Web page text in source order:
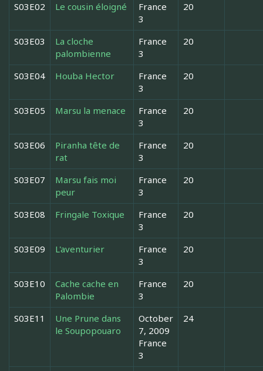
S03E02 Le cousin éloigné
France
3
20
S03E03
La cloche
palombienne
France
3
20
S03E04 Houba Hector
France
3
20
S03E05 Marsu la menace
France
3
20
S03E06
Piranha tête de
rat
France
3
20
S03E07
Marsu fais moi
peur
France
3
20
S03E08 Fringale Toxique
France
3
20
S03E09 L'aventurier
France
3
20
S03E10
Cache cache en
Palombie
France
3
20
S03E11
Une Prune dans
le Soupopouaro
October
7, 2009
France
3
24